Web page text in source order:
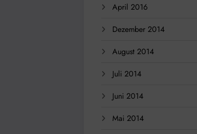
April 2016
Dezember 2014
August 2014
Juli 2014
Juni 2014
Mai 2014